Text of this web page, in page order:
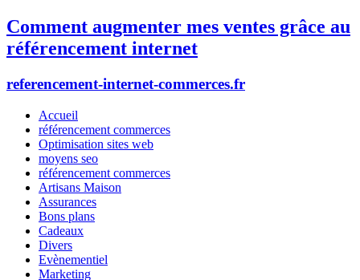
Comment augmenter mes ventes grâce au
référencement internet
referencement-internet-commerces.fr
Accueil
référencement commerces
Optimisation sites web
moyens seo
référencement commerces
Artisans Maison
Assurances
Bons plans
Cadeaux
Divers
Evènementiel
Marketing